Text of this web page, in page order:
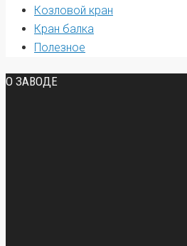
Козловой кран
Кран балка
Полезное
О ЗАВОДЕ